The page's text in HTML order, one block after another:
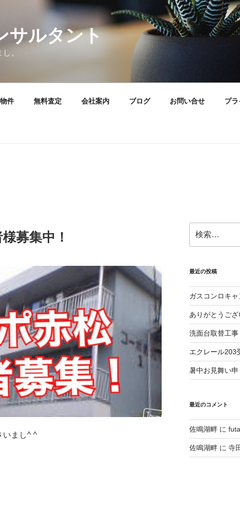
サルタント
。
件 無料査定 会社案内 ブログ お問い合せ プ
募集中！
いまし^ ^
索:
最近の投稿
ガスコンロキ
ありがとうござ
洗面台取替工事
エクレール203
暑中お見舞い
最近のコメント
佐鳴湖畔に
佐鳴湖畔に 寺